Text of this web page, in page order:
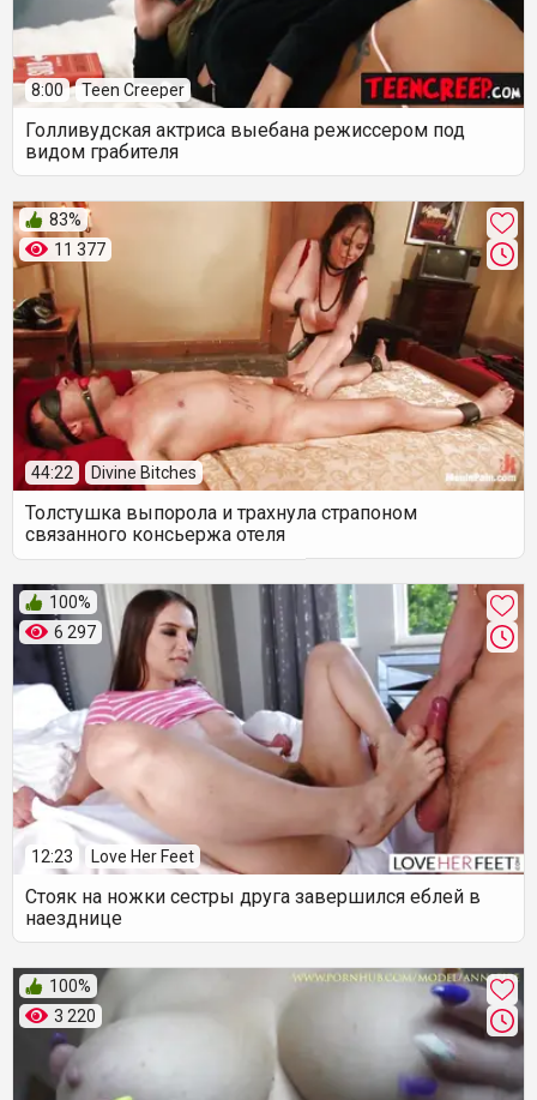
8:00 Teen Creeper
Голливудская актриса выебана режиссером под
видом грабителя
11 377
83%
44:22 Divine Bitches
Толстушка выпорола и трахнула страпоном
связанного консьержа отеля
6 297
100%
12:23 Love Her Feet
Стояк на ножки сестры друга завершился еблей в
наезднице
3 220
100%